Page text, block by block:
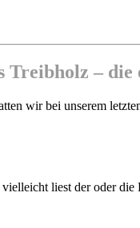
– die
wir bei unserem
liest der oder